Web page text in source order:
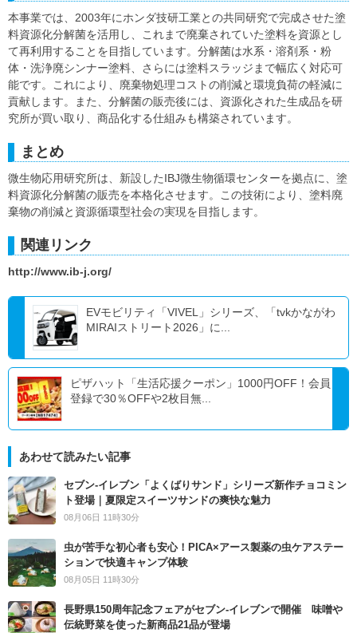
本事業では、2003年にホンダ技研工業との共同研究で完成させた塗
料資源化分解菌を活用し、これまで廃棄されていた塗料を資源とし
て再利用することを目指しています。分解菌は水系・溶剤系・粉
体・洗浄廃シンナー塗料、さらには塗料スラッジまで幅広く対応可
能です。これにより、廃棄物処理コストの削減と環境負荷の軽減に
貢献します。また、分解菌の販売後には、資源化された生成品を研
究所が買い取り、商品化する仕組みも構築されています。
まとめ
微生物応用研究所は、新設したIBJ微生物循環センターを拠点に、塗
料資源化分解菌の販売を本格化させます。この技術により、塗料廃
棄物の削減と資源循環型社会の実現を目指します。
関連リンク
http://www.ib-j.org/
EVモビリティ「VIVEL」シリーズ、「tvkかながわ
MIRAIストリート2026」に...
ピザハット「生活応援クーポン」1000円OFF！会員
登録で30％OFFや2枚目無...
あわせて読みたい記事
セブン‐イレブン「よくばりサンド」シリーズ新作チョコミン
ト登場｜夏限定スイーツサンドの爽快な魅力
08月06日 11時30分
虫が苦手な初心者も安心！PICA×アース製薬の虫ケアステー
ションで快適キャンプ体験
08月05日 11時30分
長野県150周年記念フェアがセブン-イレブンで開催 味噌や
伝統野菜を使った新商品21品が登場